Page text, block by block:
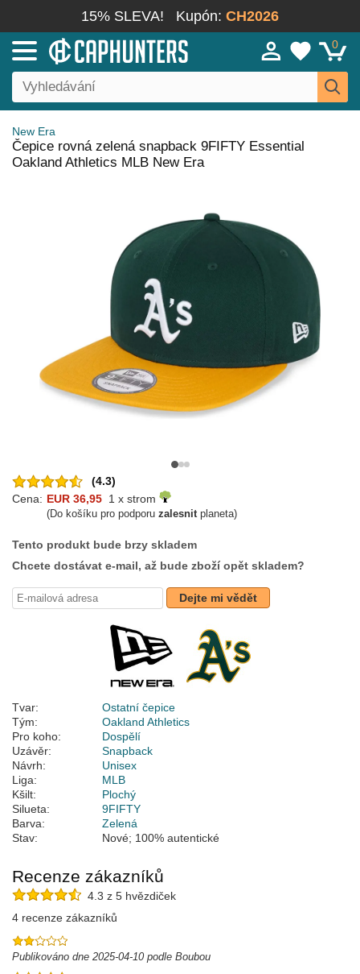
15% SLEVA! Kupón: CH2026
0
New Era
Čepice rovná zelená snapback 9FIFTY Essential
Oakland Athletics MLB New Era
(4.3)
Cena: EUR 36,95 1 x strom
(Do košíku pro podporu zalesnitplaneta)
Tento produkt bude brzy skladem
Chcete dostávat e-mail, až bude zboží opět skladem?
Dejte mi vědět
Tvar:
Ostatní čepice
Tým:
Oakland Athletics
Pro koho:
Dospělí
Uzávěr:
Snapback
Návrh:
Unisex
Liga:
MLB
Kšilt:
Plochý
Silueta:
9FIFTY
Barva:
Zelená
Stav:
Nové; 100% autentické
Recenze zákazníků
4.3 z 5 hvězdiček
4 recenze zákazníků
Publikováno dne 2025-04-10 podle Boubou